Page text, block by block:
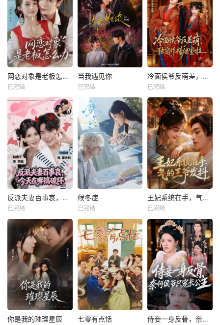
网恋对象是老板怎么办
已完结
当我遇见你
已完结
冷面侯爷反萌差，独宠作精继室啦
已完结
反派夫妻百事哀，今天在哪搞破坏
已完结
候冬症
已完结
王妃系统在手，气的王爷发抖
已完结
你是我的璀璨星辰 七零有点恬 侍妾一身反骨，奈何侯爷只宠长公主